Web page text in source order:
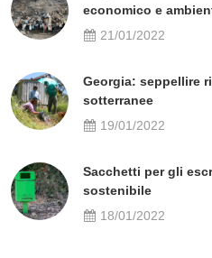
economico e
21/01/2022
Georgia: seppellire
sotterranee
19/01/2022
Sacchetti per gli
sostenibile
18/01/2022